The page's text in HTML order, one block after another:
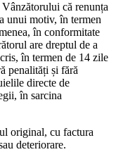
că renunța
unui motiv, în termen
în conformitate
are dreptul de a
în termen de 14 zile
penalități și fără
directe de
în sarcina
original, cu factura
deteriorare.